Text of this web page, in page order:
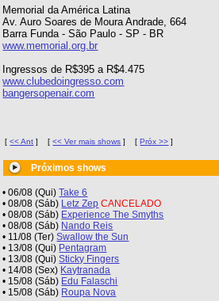
Memorial da América Latina
Av. Auro Soares de Moura Andrade, 664
Barra Funda - São Paulo - SP - BR
www.memorial.org.br
Ingressos de R$395 a R$4.475
www.clubedoingresso.com
bangersopenair.com
[<< Ant ] [<< Ver mais shows ] [Próx >> ]
Próximos shows
• 06/08 (Qui)Take 6
• 08/08 (Sáb) Letz Zep CANCELADO
• 08/08 (Sáb) Experience The Smyths
• 08/08 (Sáb) Nando Reis
• 11/08 (Ter)Swallow the Sun
• 13/08 (Qui) Pentagram
• 13/08 (Qui)Sticky Fingers
• 14/08 (Sex) Kaytranada
• 15/08 (Sáb) Edu Falaschi
• 15/08 (Sáb) Roupa Nova